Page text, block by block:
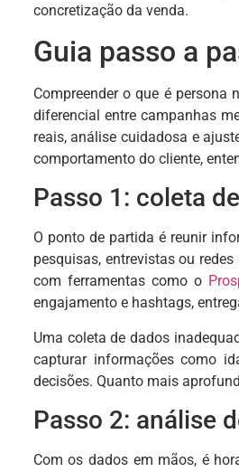
concretização da venda.
Guia passo a
Compreender o que é
diferencial entre campanhas
reais, análise cuidadosa e
comportamento do cliente,
Passo 1: coleta
O ponto de partida é reunir
pesquisas, entrevistas ou
com ferramentas como o
engajamento e hashtags,
Uma coleta de dados
capturar informações como
decisões. Quanto mais
Passo 2: análise
Com os dados em mãos, é